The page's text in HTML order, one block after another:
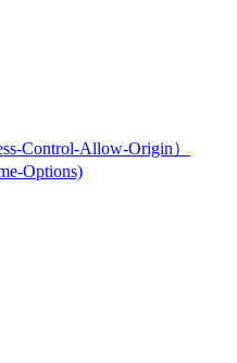
Control-Allow-Origin）
Options)